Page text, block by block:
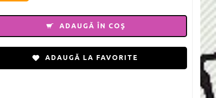
ADAUGĂ ÎN COŞ
ADAUGĂ LA FAVORITE